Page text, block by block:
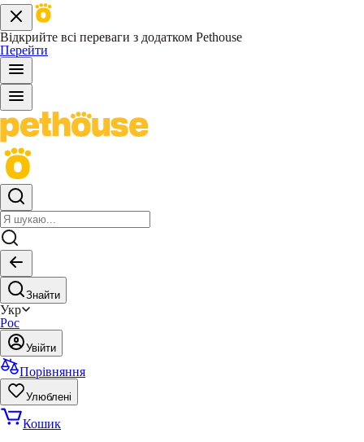
Відкрийте всі переваги з додатком Pethouse
Перейти
Знайти
Укр
Рос
Увійти
Порівняння
Улюблені
Кошик